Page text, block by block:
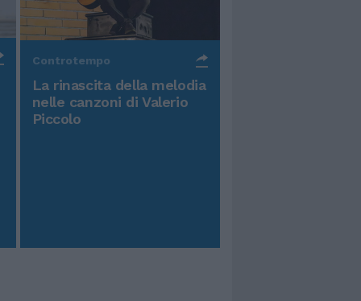
Controtempo
La rinascita della melodia
nelle canzoni di Valerio
Piccolo